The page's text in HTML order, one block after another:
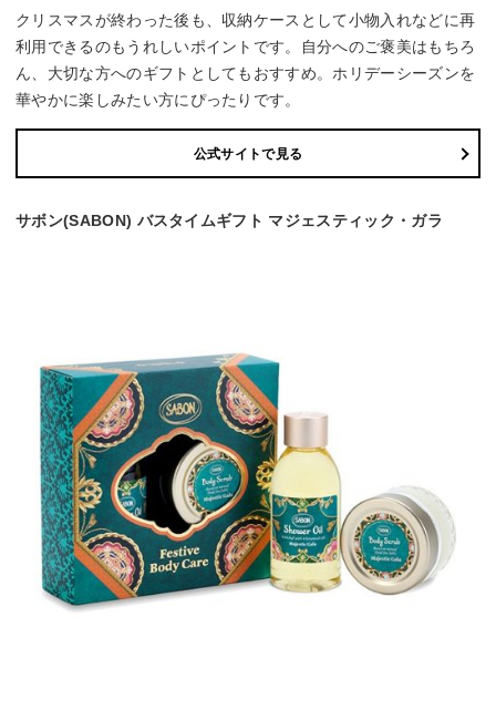
クリスマスが終わった後も、収納ケースとして小物入れなどに再
利用できるのもうれしいポイントです。自分へのご褒美はもちろ
ん、大切な方へのギフトとしてもおすすめ。ホリデーシーズンを
華やかに楽しみたい方にぴったりです。
公式サイトで見る
サボン(SABON) バスタイムギフト マジェスティック・ガラ